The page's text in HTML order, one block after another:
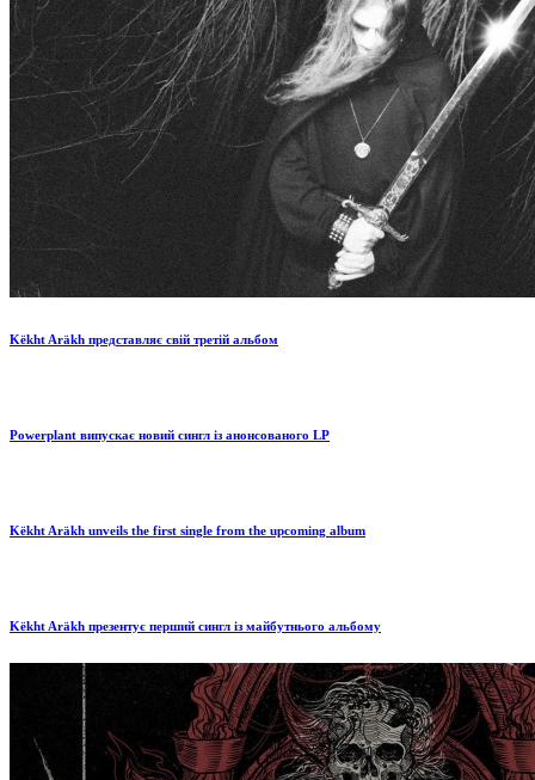
Këkht Aräkh представляє свій третій альбом
Powerplant випускає новий сингл із анонсованого LP
Këkht Aräkh unveils the first single from the upcoming album
Këkht Aräkh презентує перший сингл із майбутнього альбому